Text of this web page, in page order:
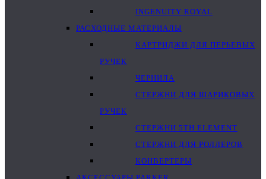
INGENUITY ROYAL
РАСХОДНЫЕ МАТЕРИАЛЫ
КАРТРИДЖИ ДЛЯ ПЕРЬЕВЫХ
РУЧЕК
ЧЕРНИЛА
СТЕРЖНИ ДЛЯ ШАРИКОВЫХ
РУЧЕК
СТЕРЖНИ 5TH ELEMENT
СТЕРЖНИ ДЛЯ РОЛЛЕРОВ
КОНВЕРТЕРЫ